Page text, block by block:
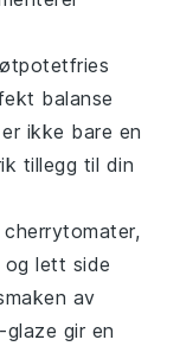
balanse
ikke bare en
tillegg til din
cherrytomater,
lett side
av
gir en